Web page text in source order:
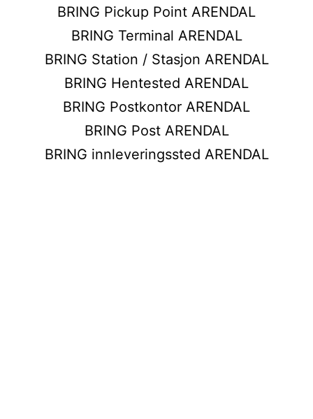
BRING Pickup Point ARENDAL
BRING Terminal ARENDAL
BRING Station / Stasjon ARENDAL
BRING Hentested ARENDAL
BRING Postkontor ARENDAL
BRING Post ARENDAL
BRING innleveringssted ARENDAL